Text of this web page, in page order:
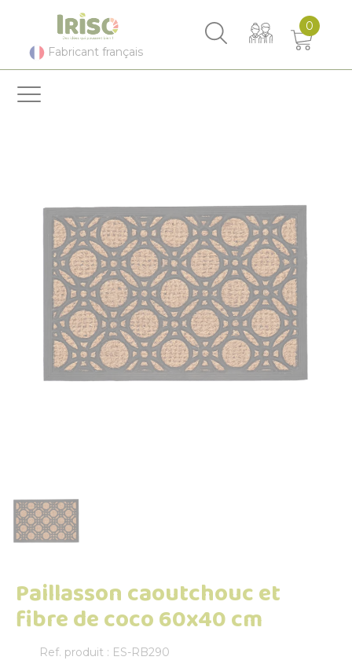
Fabricant français
0
Paillasson caoutchouc et
fibre de coco 60x40 cm
Ref. produit : ES-RB290
Panneau de gestion des cookies